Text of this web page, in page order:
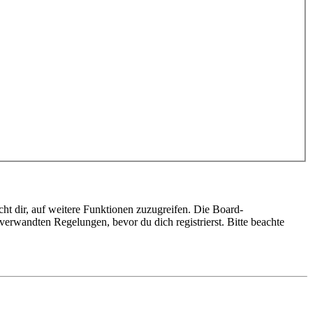
dir, auf weitere Funktionen zuzugreifen. Die Board-
Regelungen, bevor du dich registrierst. Bitte beachte